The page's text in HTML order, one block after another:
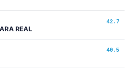
42.7
REAL
40.5